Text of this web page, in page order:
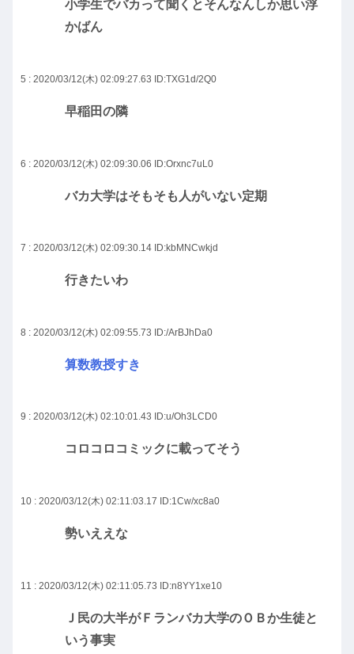
小学生でバカって聞くとそんなんしか思い浮
かばん
5 : 2020/03/12(木) 02:09:27.63 ID:TXG1d/2Q0
早稲田の隣
6 : 2020/03/12(木) 02:09:30.06 ID:Orxnc7uL0
バカ大学はそもそも人がいない定期
7 : 2020/03/12(木) 02:09:30.14 ID:kbMNCwkjd
行きたいわ
8 : 2020/03/12(木) 02:09:55.73 ID:/ArBJhDa0
算数教授すき
9 : 2020/03/12(木) 02:10:01.43 ID:u/Oh3LCD0
コロコロコミックに載ってそう
10 : 2020/03/12(木) 02:11:03.17 ID:1Cw/xc8a0
勢いええな
11 : 2020/03/12(木) 02:11:05.73 ID:n8YY1xe10
Ｊ民の大半がＦランバカ大学のＯＢか生徒と
いう事実